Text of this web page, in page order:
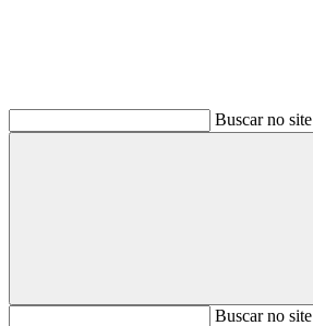
Buscar no site
BuscarBuscar no site